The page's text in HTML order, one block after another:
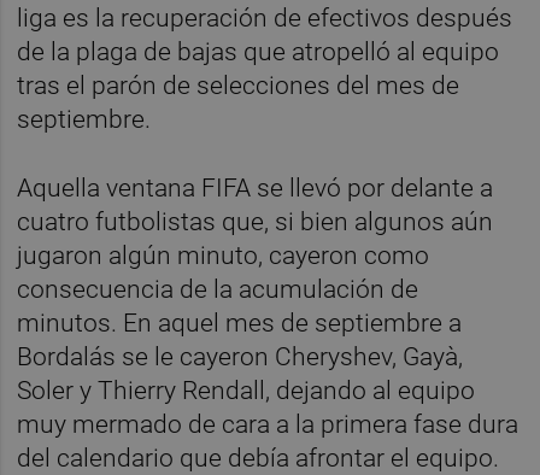
liga es la recuperación de efectivos después
de la plaga de bajas que atropelló al equipo
tras el parón de selecciones del mes de
septiembre.
Aquella ventana FIFA se llevó por delante a
cuatro futbolistas que, si bien algunos aún
jugaron algún minuto, cayeron como
consecuencia de la acumulación de
minutos. En aquel mes de septiembre a
Bordalás se le cayeron Cheryshev, Gayà,
Soler y Thierry Rendall, dejando al equipo
muy mermado de cara a la primera fase dura
del calendario que debía afrontar el equipo.